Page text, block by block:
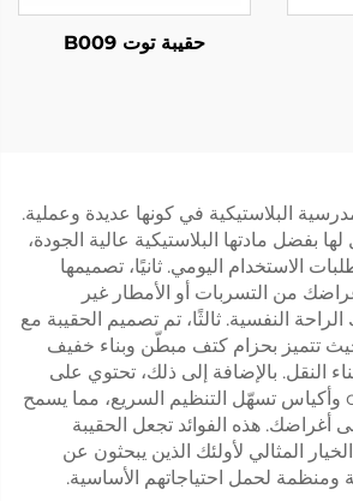
حقيبة توت B009
البلاستيكية في كونها عديدة وعملية.
لها بفضل مادتها البلاستيكية عالية الجودة،
الاستخدام اليومي. ثانيًا، تصميمها
من التسربات أو الأمطار غير
النفسية. ثالثًا، تم تصميم الحقيبة مع
تتميز بحزام كتف مبطّن وبناء خفيف
النقل. بالإضافة إلى ذلك، تحتوي على
عدة comparments وأكياس تسهّل التنظيم السريع، مما يسمح
أغراضك. هذه الفوائد تجعل الحقيبة
المثالي لأولئك الذين يبحثون عن
لحمل احتياجاتهم الأساسية.